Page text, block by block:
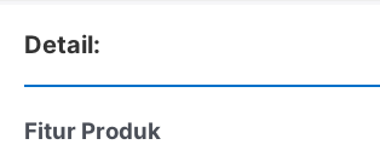
Detail:
Fitur Produk